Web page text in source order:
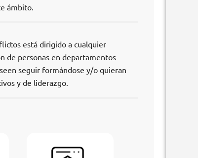
ámbito.
está dirigido a cualquier
de personas en departamentos
seguir formándose y/o quieran
y de liderazgo.